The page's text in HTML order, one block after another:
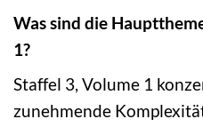
Was sind die
1?
Staffel 3, Volume 1
zunehmende